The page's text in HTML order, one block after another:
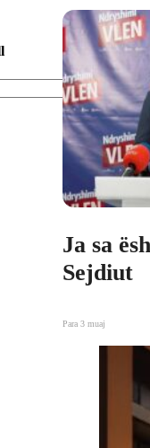
Ja sa
Sejdiut
Para 3 muaj